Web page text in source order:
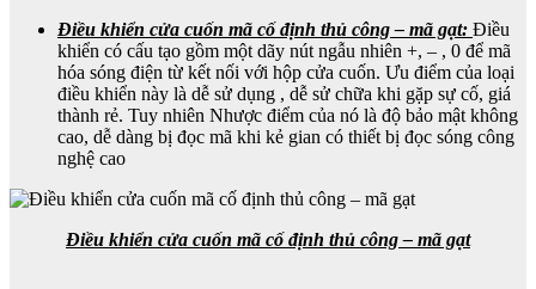
Điều khiển cửa cuốn mã cố định thủ công – mã gạt: Điều
khiển có cấu tạo gồm một dãy nút ngẫu nhiên +, – , 0 để mã
hóa sóng điện từ kết nối với hộp cửa cuốn. Ưu điểm của loại
điều khiển này là dễ sử dụng , dễ sử chữa khi gặp sự cố, giá
thành rẻ. Tuy nhiên Nhược điểm của nó là độ bảo mật không
cao, dễ dàng bị đọc mã khi kẻ gian có thiết bị đọc sóng công
nghệ cao
Điều khiển cửa cuốn mã cố định thủ công – mã gạt